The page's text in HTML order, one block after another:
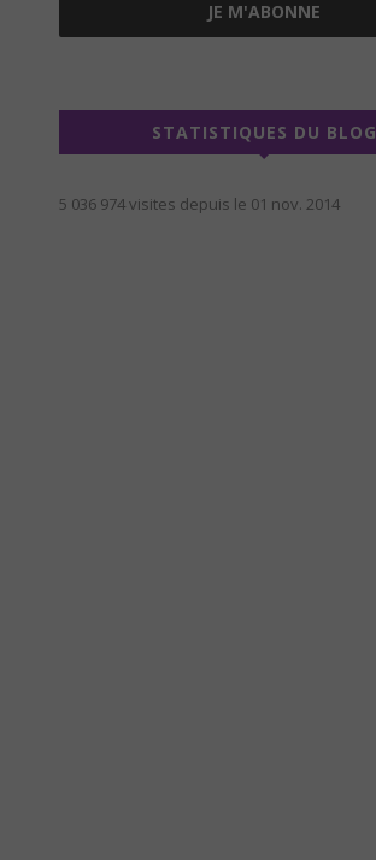
STATISTIQUES DU BLOG
5 036 974 visites depuis le 01 nov. 2014